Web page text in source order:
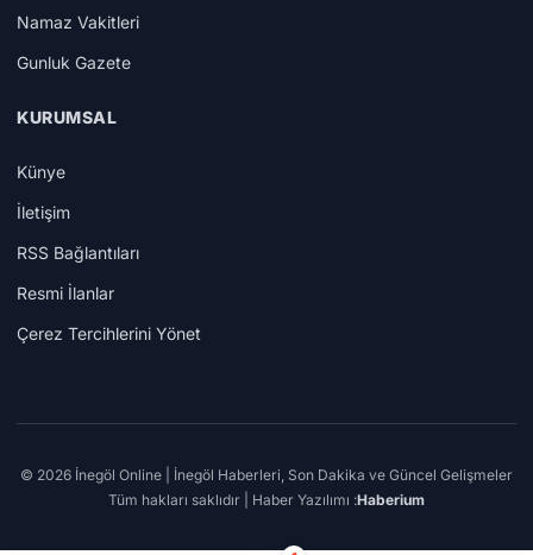
Namaz Vakitleri
Gunluk Gazete
KURUMSAL
Künye
İletişim
RSS Bağlantıları
Resmi İlanlar
Çerez Tercihlerini Yönet
© 2026 İnegöl Online | İnegöl Haberleri, Son Dakika ve Güncel Gelişmeler
Tüm hakları saklıdır | Haber Yazılımı :Haberium